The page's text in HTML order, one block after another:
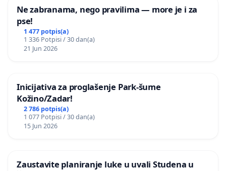
Ne zabranama, nego pravilima — more je i za
pse!
1 477 potpis(a)
1 336 Potpisi / 30 dan(a)
21 Jun 2026
Inicijativa za proglašenje Park-šume
Kožino/Zadar!
2 786 potpis(a)
1 077 Potpisi / 30 dan(a)
15 Jun 2026
Zaustavite planiranje luke u uvali Studena u